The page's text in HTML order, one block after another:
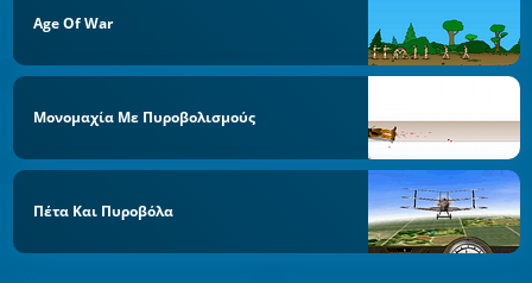
Age Of War
Μονομαχία Με Πυροβολισμούς
Πέτα Και Πυροβόλα